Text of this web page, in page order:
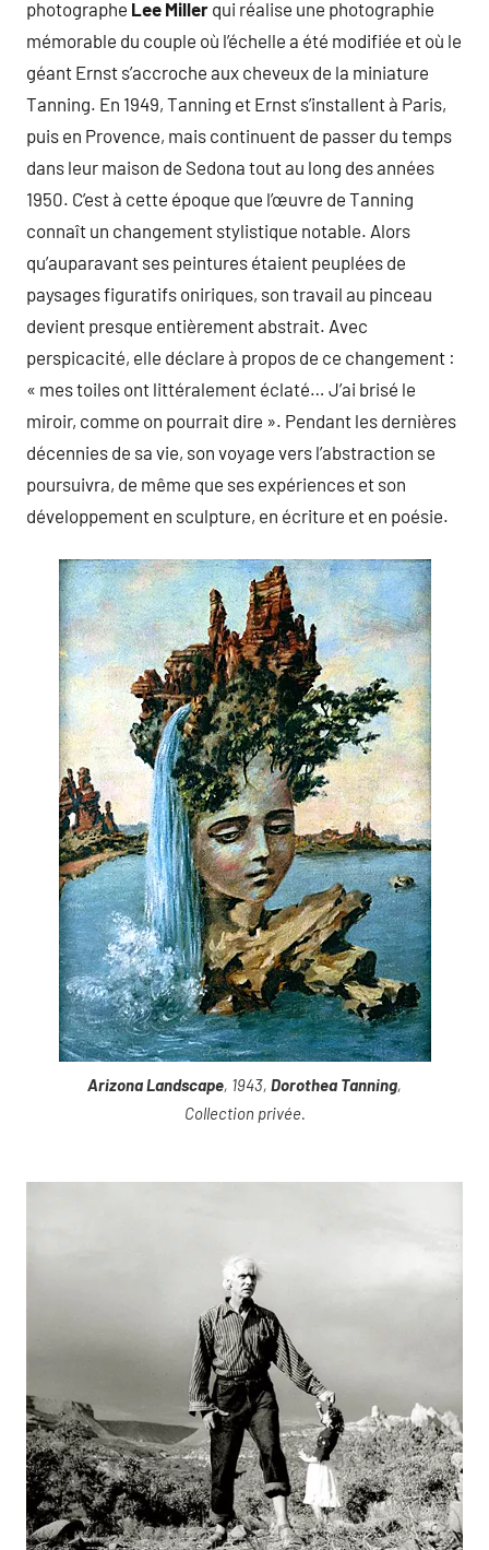
photographe Lee Miller qui réalise une photographie
mémorable du couple où l’échelle a été modifiée et où le
géant Ernst s’accroche aux cheveux de la miniature
Tanning. En 1949, Tanning et Ernst s’installent à Paris,
puis en Provence, mais continuent de passer du temps
dans leur maison de Sedona tout au long des années
1950. C’est à cette époque que l’œuvre de Tanning
connaît un changement stylistique notable. Alors
qu’auparavant ses peintures étaient peuplées de
paysages figuratifs oniriques, son travail au pinceau
devient presque entièrement abstrait. Avec
perspicacité, elle déclare à propos de ce changement :
« mes toiles ont littéralement éclaté… J’ai brisé le
miroir, comme on pourrait dire ». Pendant les dernières
décennies de sa vie, son voyage vers l’abstraction se
poursuivra, de même que ses expériences et son
développement en sculpture, en écriture et en poésie.
Arizona Landscape, 1943, Dorothea Tanning,
Collection privée.